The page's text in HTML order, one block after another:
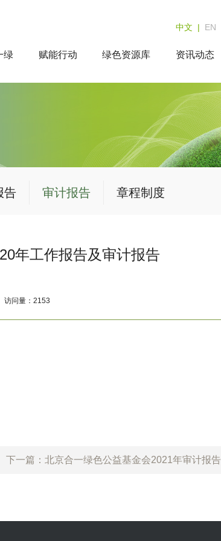
中文 | EN
绿 赋能行动 绿色资源库 资讯动态
告 审计报告 章程制度
年工作报告及审计报告
问量：2153
下一篇：北京合一绿色公益基金会2021年审计报告